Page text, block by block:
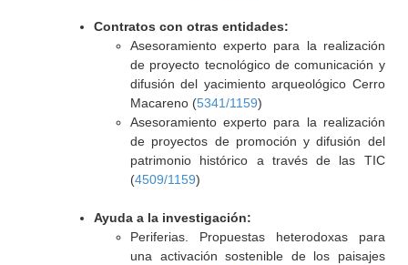
Contratos con otras entidades:
Asesoramiento experto para la realización
de proyecto tecnológico de comunicación y
difusión del yacimiento arqueológico Cerro
Macareno (5341/1159)
Asesoramiento experto para la realización
de proyectos de promoción y difusión del
patrimonio histórico a través de las TIC
(4509/1159)
Ayuda a la investigación:
Periferias. Propuestas heterodoxas para
una activación sostenible de los paisajes